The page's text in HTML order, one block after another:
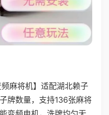
频麻将机】适配湖北赖子
牌数量，支持136张麻将